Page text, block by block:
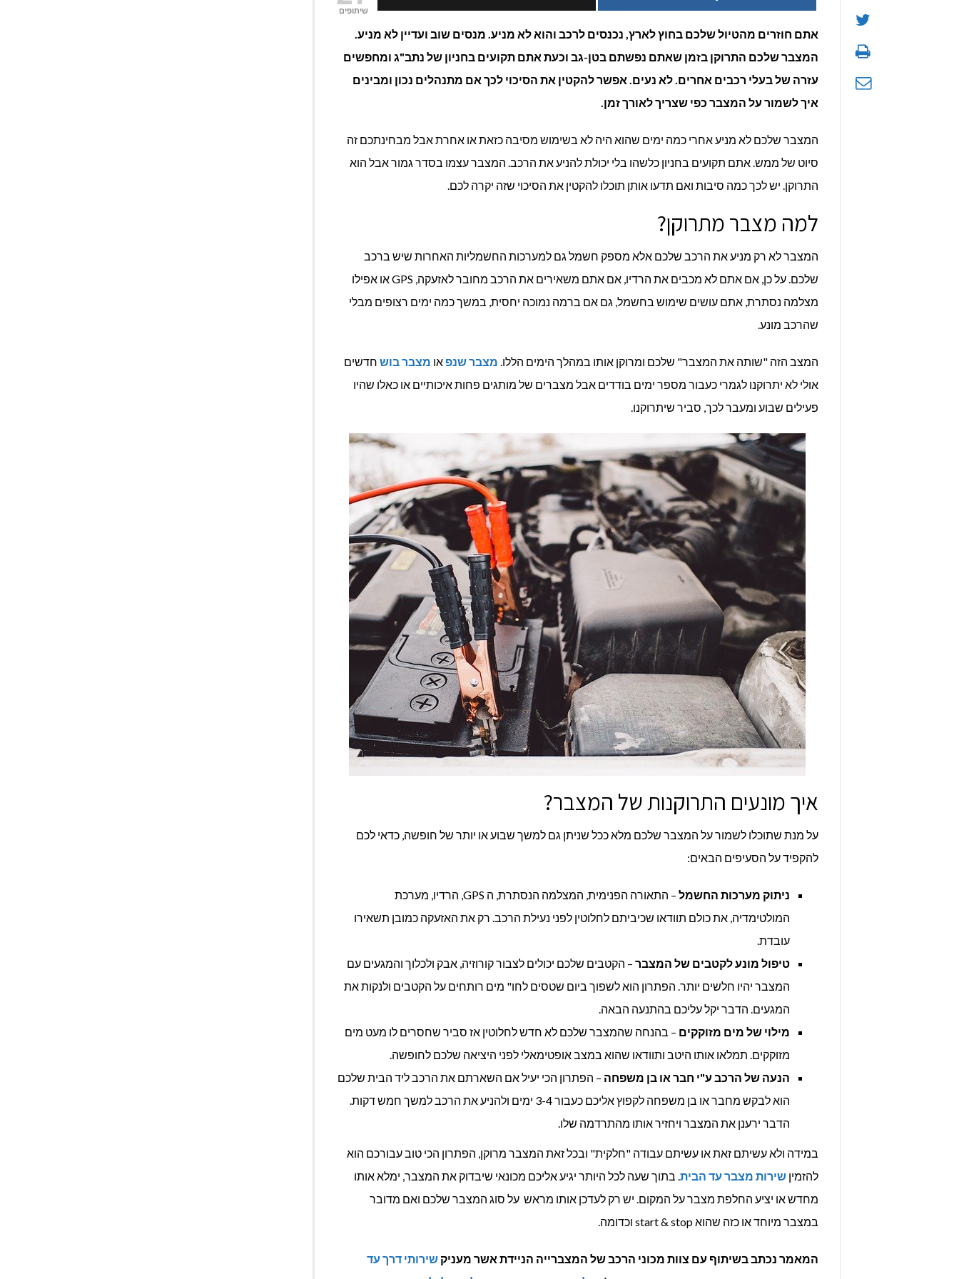
מתרוקן
נוגעים
שיתופים
אתם חוזרים מהטיול שלכם בחוץ לארץ, נכנסים לרכב והוא לא מניע. מנסים שוב ועדיין לא מניע.
המצבר שלכם התרוקן בזמן שאתם נפשתם בטן-גב וכעת אתם תקועים בחניון של נתב"ג ומחפשים
עזרה של בעלי רכבים אחרים. לא נעים. אפשר להקטין את הסיכוי לכך אם מתנהלים נכון ומבינים
איך לשמור על המצבר כפי שצריך לאורך זמן.
המצבר שלכם לא מניע אחרי כמה ימים שהוא היה לא בשימוש מסיבה כזאת או אחרת אבל מבחינתכם זה
סיוט של ממש. אתם תקועים בחניון כלשהו בלי יכולת להניע את הרכב. המצבר עצמו בסדר גמור אבל הוא
התרוקן. יש לכך כמה סיבות ואם תדעו אותן תוכלו להקטין את הסיכוי שזה יקרה לכם.
למה מצבר מתרוקן?
המצבר לא רק מניע את הרכב שלכם אלא מספק חשמל גם למערכות החשמליות האחרות שיש ברכב
שלכם. על כן, אם אתם לא מכבים את הרדיו, אם אתם משאירים את הרכב מחובר לאזעקה, GPS או אפילו
מצלמה נסתרת, אתם עושים שימוש בחשמל, גם אם ברמה נמוכה יחסית, במשך כמה ימים רצופים מבלי
שהרכב מונע.
המצב הזה "שותה את המצבר" שלכם ומרוקן אותו במהלך הימים הללו. מצבר שנפ או מצבר בוש חדשים
אולי לא יתרוקנו לגמרי כעבור מספר ימים בודדים אבל מצברים של מותגים פחות איכותיים או כאלו שהיו
פעילים שבוע ומעבר לכך, סביר שיתרוקנו.
איך מונעים התרוקנות של המצבר?
על מנת שתוכלו לשמור על המצבר שלכם מלא ככל שניתן גם למשך שבוע או יותר של חופשה, כדאי לכם
להקפיד על הסעיפים הבאים:
ניתוק מערכות החשמל
– התאורה הפנימית, המצלמה הנסתרת, ה GPS, הרדיו, מערכת
המולטימדיה, את כולם תוודאו שכיביתם לחלוטין לפני נעילת הרכב. רק את האזעקה כמובן תשאירו
עובדת.
טיפול מונע לקטבים של המצבר – הקטבים שלכם יכולים לצבור קורוזיה, אבק ולכלוך והמגעים עם
המצבר יהיו חלשים יותר. הפתרון הוא לשפוך ביום שטסים לחו" מים רותחים על הקטבים ולנקות את
המגעים. הדבר יקל עליכם בהתנעה הבאה.
מילוי של מים מזוקקים – בהנחה שהמצבר שלכם לא חדש לחלוטין אז סביר שחסרים לו מעט מים
מזוקקים. תמלאו אותו היטב ותוודאו שהוא במצב אופטימאלי לפני היציאה שלכם לחופשה.
הנעה של הרכב ע"י חבר או בן משפחה – הפתרון הכי יעיל אם השארתם את הרכב ליד הבית שלכם
הוא לבקש מחבר או בן משפחה לקפוץ אליכם כעבור 3-4 ימים ולהניע את הרכב למשך חמש דקות.
הדבר ירענן את המצבר ויחזיר אותו מהתרדמה שלו.
במידה ולא עשיתם זאת או עשיתם עבודה "חלקית" ובכל זאת המצבר מרוקן, הפתרון הכי טוב עבורכם הוא
להזמיןשירות מצבר עד הבית. בתוך שעה לכל היותר יגיע אליכם מכונאי שיבדוק את המצבר, ימלא אותו
מחדש או יציע החלפת מצבר על המקום. יש רק לעדכן אותו מראש על סוג המצבר שלכם ואם מדובר
במצבר מיוחד או כזה שהוא start & stop וכדומה.
המאמר נכתב בשיתוף עם צוות מכוני הרכב של המצברייה הניידת אשר מעניקשירותי דרך עד